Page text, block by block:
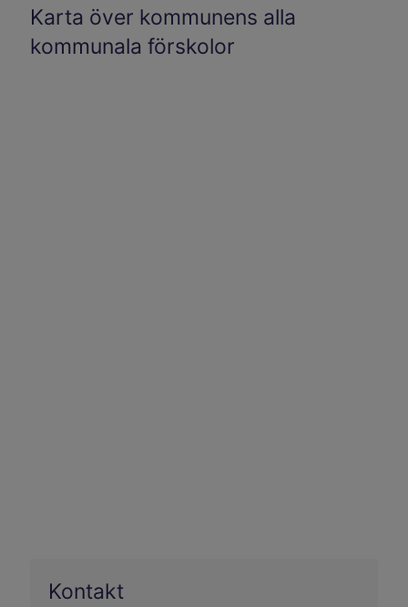
Karta över kommunens alla
kommunala förskolor
Kontakt